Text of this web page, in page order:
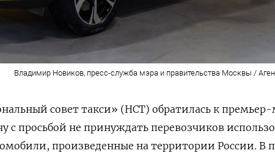
Владимир Новиков, пресс-служба мэра и правительства Москвы /
совет такси» (НСТ) обратилась к
просьбой не принуждать перевозчиков
произведенные на территории России. В